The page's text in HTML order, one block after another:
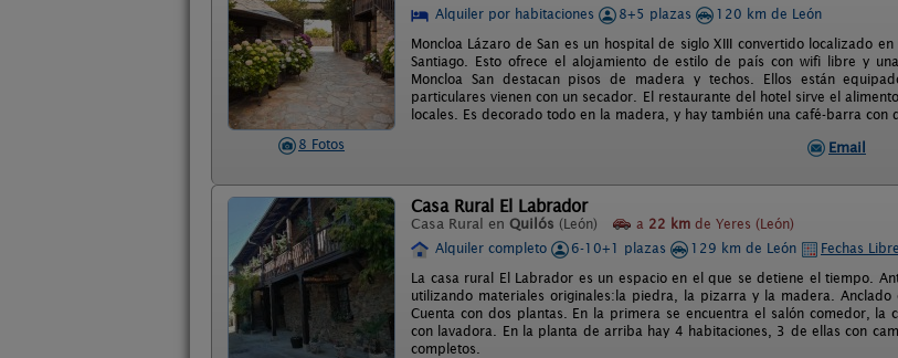
8 Fotos
Alquiler por habitaciones
8+5 plazas
120 km de León
Moncloa Lázaro de San es un hospital de siglo XIII convertido localizado
Santiago. Esto ofrece el alojamiento de estilo de país con wifi libre y
Moncloa San destacan pisos de madera y techos. Ellos están
particulares vienen con un secador. El restaurante del hotel sirve el
locales. Es decorado todo en la madera, y hay también una café-barra con
Email
Casa Rural El Labrador
Casa Rural en Quilós (León) a 22 km de Yeres (León)
Alquiler completo
6-10+1 plazas 129 km de León
Fechas
La casa rural El Labrador es un espacio en el que se detiene el tiempo.
utilizando materiales originales:la piedra, la pizarra y la madera.
Cuenta con dos plantas. En la primera se encuentra el salón comedor,
con lavadora. En la planta de arriba hay 4 habitaciones, 3 de ellas con
completos.